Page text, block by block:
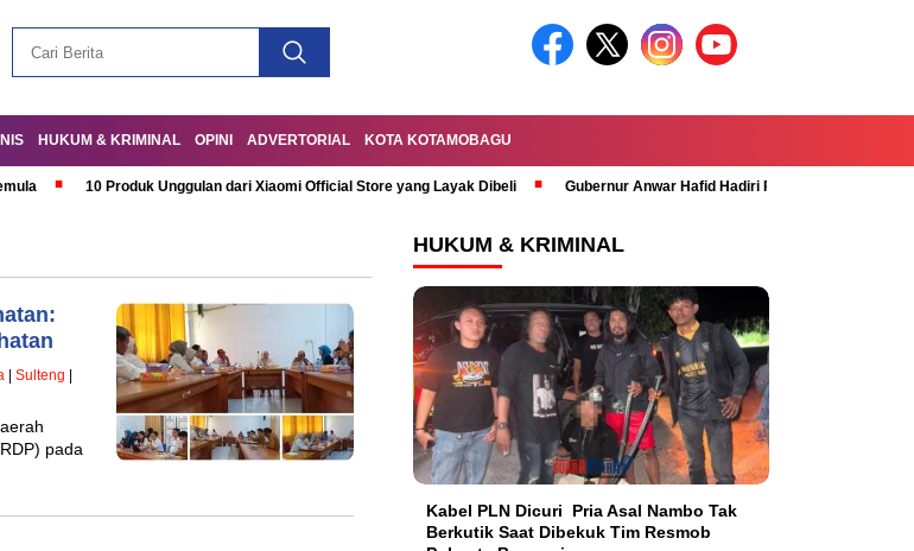
HUKUM & KRIMINAL OPINI ADVERTORIAL KOTA KOTAMOBAGU
10 Produk Unggulan dari Xiaomi Official Store yang Layak Dibeli Gubernur Anwar Hafid Hadiri Rapat Paripurna
Sulteng
pada
HUKUM & KRIMINAL
Kabel PLN Dicuri Pria Asal Nambo Tak
Berkutik Saat Dibekuk Tim Resmob